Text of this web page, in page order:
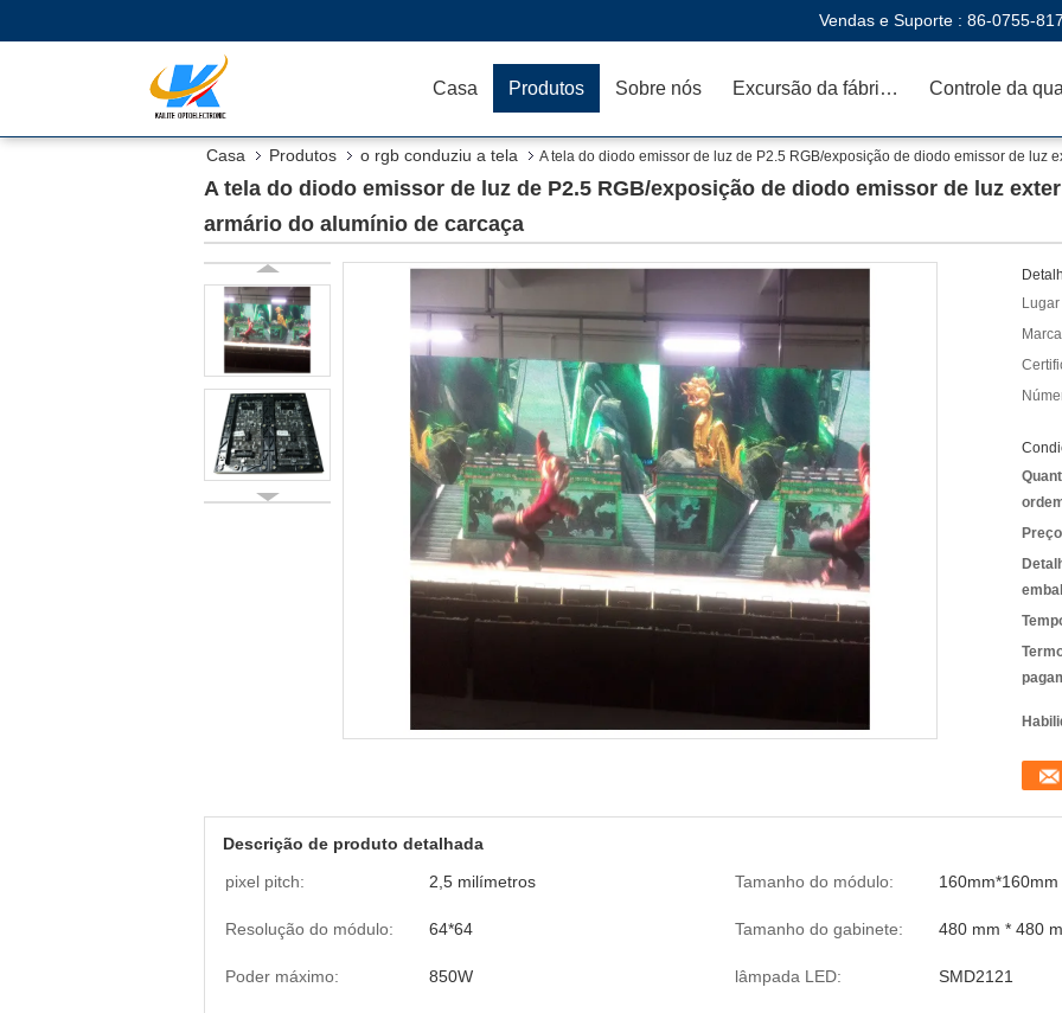
Vendas e Suporte : 86-0755-
Casa Produtos Sobre nós Excursão da fábrica
Casa Produtos o rgb conduziu a tela
A tela do diodo emissor de luz de P2.5 RGB/exposição de diodo emissor de luz
alumínio de carcaça
A tela do diodo emissor de luz de P2.5 RGB/exposição de diodo emissor de luz
armário do alumínio de carcaça
Descrição de produto detalhada
pixel pitch:
2,5 milímetros Tamanho do módulo: 160mm*160mm
Resolução do módulo: 64*64 Tamanho do gabinete: 480 mm * 480
Poder máximo: 850W lâmpada LED: SMD2121